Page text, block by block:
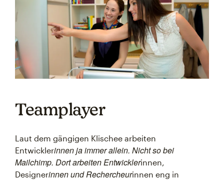
Teamplayer
Laut dem gängigen Klischee arbeiten
Entwicklerinnen ja immer allein. Nicht so bei
Mailchimp. Dort arbeiten Entwicklerinnen,
Designerinnen und Rechercheurinnen eng in